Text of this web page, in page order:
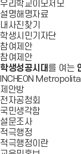
우리학교이모저모
설명해명자료
내사진찾기
학생시민기자단
참여제안
참여제안
학생성공시대 를 여는
INCHEON
제안방
전자공청회
국민생각함
설문조사
적극행정
적극행정이란